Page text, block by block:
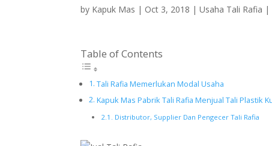
by Kapuk Mas | Oct 3, 2018 |Usaha Tali Rafia |
Table of Contents
Tali Rafia Memerlukan Modal Usaha
Kapuk Mas Pabrik Tali Rafia Menjual Tali Plastik
Distributor, Supplier Dan Pengecer Tali Rafia